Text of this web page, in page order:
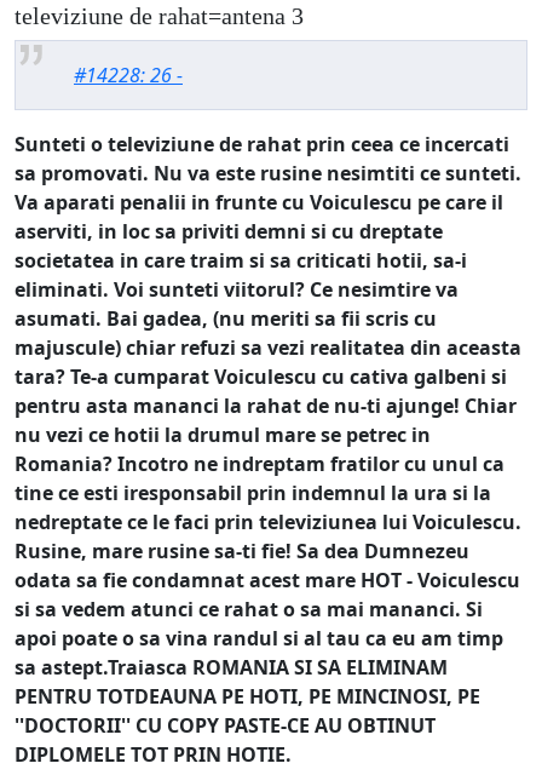
televiziune de rahat=antena 3
#14228: 26 -
Sunteti o televiziune de rahat prin ceea ce incercati
sa promovati. Nu va este rusine nesimtiti ce sunteti.
Va aparati penalii in frunte cu Voiculescu pe care il
aserviti, in loc sa priviti demni si cu dreptate
societatea in care traim si sa criticati hotii, sa-i
eliminati. Voi sunteti viitorul? Ce nesimtire va
asumati. Bai gadea, (nu meriti sa fii scris cu
majuscule) chiar refuzi sa vezi realitatea din aceasta
tara? Te-a cumparat Voiculescu cu cativa galbeni si
pentru asta mananci la rahat de nu-ti ajunge! Chiar
nu vezi ce hotii la drumul mare se petrec in
Romania? Incotro ne indreptam fratilor cu unul ca
tine ce esti iresponsabil prin indemnul la ura si la
nedreptate ce le faci prin televiziunea lui Voiculescu.
Rusine, mare rusine sa-ti fie! Sa dea Dumnezeu
odata sa fie condamnat acest mare HOT - Voiculescu
si sa vedem atunci ce rahat o sa mai mananci. Si
apoi poate o sa vina randul si al tau ca eu am timp
sa astept.Traiasca ROMANIA SI SA ELIMINAM
PENTRU TOTDEAUNA PE HOTI, PE MINCINOSI, PE
''DOCTORII'' CU COPY PASTE-CE AU OBTINUT
DIPLOMELE TOT PRIN HOTIE.